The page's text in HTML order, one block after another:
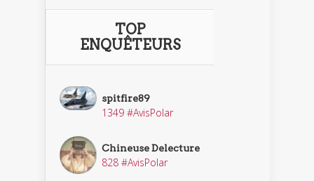
TOP
ENQUÊTEURS
spitfire89
1349 #AvisPolar
Chineuse Delecture
828 #AvisPolar